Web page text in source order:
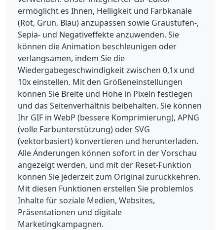
ermöglicht es Ihnen, Helligkeit und Farbkanäle
(Rot, Grün, Blau) anzupassen sowie Graustufen-,
Sepia- und Negativeffekte anzuwenden. Sie
können die Animation beschleunigen oder
verlangsamen, indem Sie die
Wiedergabegeschwindigkeit zwischen 0,1x und
10x einstellen. Mit den Größeneinstellungen
können Sie Breite und Höhe in Pixeln festlegen
und das Seitenverhältnis beibehalten. Sie können
Ihr GIF in WebP (bessere Komprimierung), APNG
(volle Farbunterstützung) oder SVG
(vektorbasiert) konvertieren und herunterladen.
Alle Änderungen können sofort in der Vorschau
angezeigt werden, und mit der Reset-Funktion
können Sie jederzeit zum Original zurückkehren.
Mit diesen Funktionen erstellen Sie problemlos
Inhalte für soziale Medien, Websites,
Präsentationen und digitale
Marketingkampagnen.